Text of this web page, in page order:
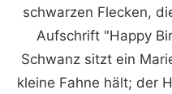
schwarzen Flecken,
Aufschrift "Happy
Schwanz sitzt ein
kleine Fahne hält; der